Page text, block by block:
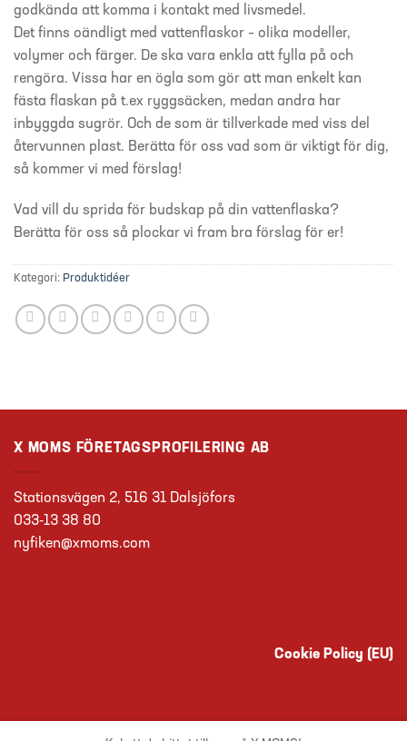
godkända att komma i kontakt med livsmedel.
Det finns oändligt med vattenflaskor – olika modeller,
volymer och färger. De ska vara enkla att fylla på och
rengöra. Vissa har en ögla som gör att man enkelt kan
fästa flaskan på t.ex ryggsäcken, medan andra har
inbyggda sugrör. Och de som är tillverkade med viss del
återvunnen plast. Berätta för oss vad som är viktigt för dig,
så kommer vi med förslag!
Vad vill du sprida för budskap på din vattenflaska?
Berätta för oss så plockar vi fram bra förslag för er!
Kategori: Produktidéer
X MOMS FÖRETAGSPROFILERING AB
Stationsvägen 2, 516 31 Dalsjöfors
033-13 38 80
nyfiken@xmoms.com
Cookie Policy (EU)